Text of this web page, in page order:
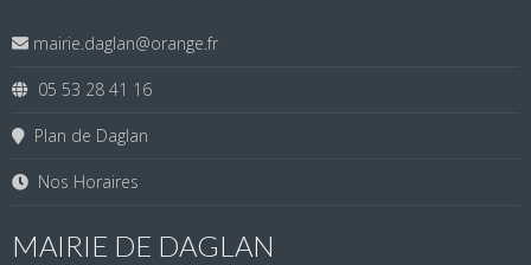
mairie.daglan@orange.fr
05 53 28 41 16
Plan de Daglan
Nos Horaires
MAIRIE DE DAGLAN